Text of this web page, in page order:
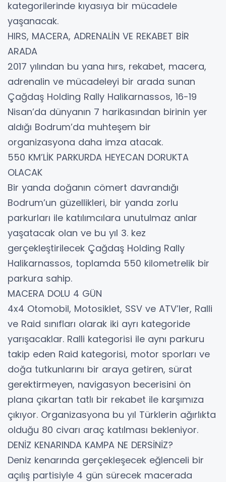
kategorilerinde kıyasıya bir mücadele
yaşanacak.
HIRS, MACERA, ADRENALİN VE REKABET BİR
ARADA
2017 yılından bu yana hırs, rekabet, macera,
adrenalin ve mücadeleyi bir arada sunan
Çağdaş Holding Rally Halikarnassos, 16-19
Nisan’da dünyanın 7 harikasından birinin yer
aldığı Bodrum’da muhteşem bir
organizasyona daha imza atacak.
550 KM’LİK PARKURDA HEYECAN DORUKTA
OLACAK
Bir yanda doğanın cömert davrandığı
Bodrum’un güzellikleri, bir yanda zorlu
parkurları ile katılımcılara unutulmaz anlar
yaşatacak olan ve bu yıl 3. kez
gerçekleştirilecek Çağdaş Holding Rally
Halikarnassos, toplamda 550 kilometrelik bir
parkura sahip.
MACERA DOLU 4 GÜN
4x4 Otomobil, Motosiklet, SSV ve ATV’ler, Ralli
ve Raid sınıfları olarak iki ayrı kategoride
yarışacaklar. Ralli kategorisi ile aynı parkuru
takip eden Raid kategorisi, motor sporları ve
doğa tutkunlarını bir araya getiren, sürat
gerektirmeyen, navigasyon becerisini ön
plana çıkartan tatlı bir rekabet ile karşımıza
çıkıyor. Organizasyona bu yıl Türklerin ağırlıkta
olduğu 80 civarı araç katılması bekleniyor.
DENİZ KENARINDA KAMPA NE DERSİNİZ?
Deniz kenarında gerçekleşecek eğlenceli bir
açılış partisiyle 4 gün sürecek macerada